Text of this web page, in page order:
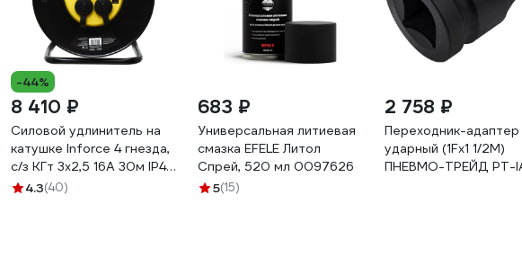
-44%
8 410 ₽
Силовой удлинитель на
катушке Inforce 4 гнезда,
с/з КГт 3х2,5 16A 30м IP44
GRANITE ZG 09-15-03
4.3(40)
683 ₽
Универсальная литиевая
смазка EFELE Литол
Спрей, 520 мл 0097626
5(15)
2 758 ₽
Переходник-адаптер
ударный (1Fх1 1/2M)
ПНЕВМО-ТРЕЙД PT-